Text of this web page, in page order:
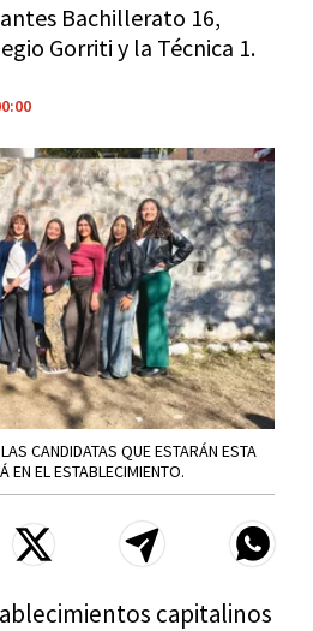
Bachillerato 16,
Gorriti y la Técnica 1.
CANDIDATAS QUE ESTARÁN ESTA
EN EL ESTABLECIMIENTO.
capitalinos